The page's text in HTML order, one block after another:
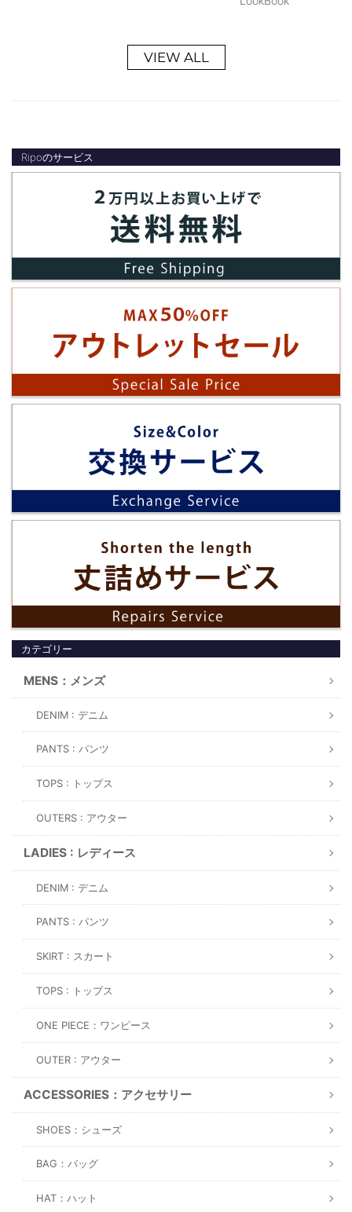
VIEW ALL
Ripoのサービス
カテゴリー
MENS：メンズ
DENIM : デニム
PANTS : パンツ
TOPS : トップス
OUTERS : アウター
LADIES : レディース
DENIM : デニム
PANTS : パンツ
SKIRT : スカート
TOPS : トップス
ONE PIECE：ワンピース
OUTER : アウター
ACCESSORIES：アクセサリー
SHOES：シューズ
BAG：バッグ
HAT：ハット